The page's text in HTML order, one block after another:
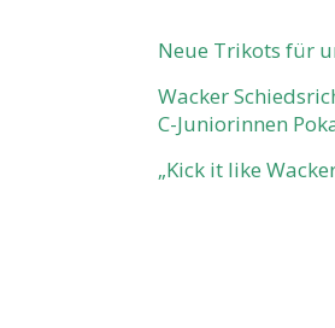
Neue Trikots für
Wacker
C-Juniorinnen
„Kick it like